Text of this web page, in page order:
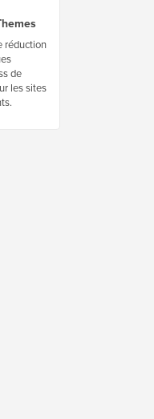
réduction
de
les sites